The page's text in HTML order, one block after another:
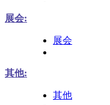
展会:
展会
其他:
其他